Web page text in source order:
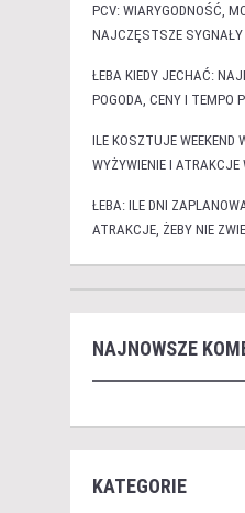
PCV: WIARYGODNOŚĆ,
NAJCZĘSTSZE SYGNAŁY
ŁEBA KIEDY JECHAĆ:
POGODA, CENY I TEMPO
ILE KOSZTUJE WEEKEND
WYŻYWIENIE I ATRAKCJE
ŁEBA: ILE DNI
ATRAKCJE, ŻEBY NIE
NAJNOWSZE
KATEGORIE